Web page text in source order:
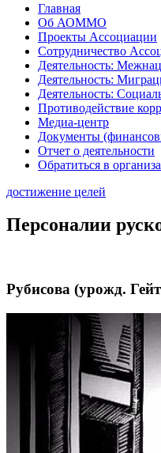
Главная
Об АОММО
Проекты Ассоциации
Сотрудничество
Деятельность:
Деятельность:
Деятельность:
Противодействие
Медиа-центр
Документы
Отчет о деятельности
Обратиться в
достижение целей
Персоналии
Рубисова (урожд.